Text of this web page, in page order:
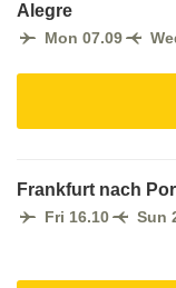
Alegre
Mon 07.09
Frankfurt nach
Fri 16.10 Sun